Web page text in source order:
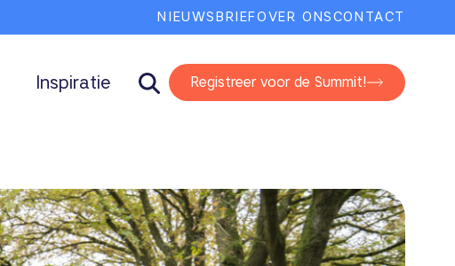
NIEUWSBRIEFOVER ONSCONTACT
Inspiratie Registreer voor de Summit!